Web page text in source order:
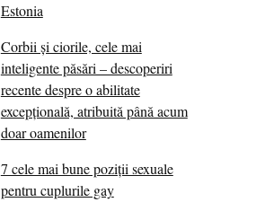
Estonia
Corbii şi ciorile, cele mai
inteligente păsări – descoperiri
recente despre o abilitate
excepţională, atribuită până acum
doar oamenilor
7 cele mai bune poziții sexuale
pentru cuplurile gay